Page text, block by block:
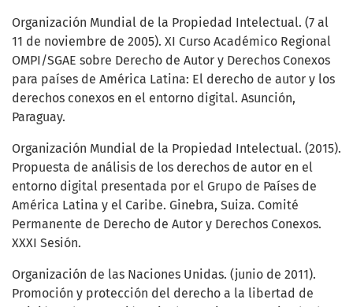
Organización Mundial de la Propiedad Intelectual. (7 al
11 de noviembre de 2005). XI Curso Académico Regional
OMPI/SGAE sobre Derecho de Autor y Derechos Conexos
para países de América Latina: El derecho de autor y los
derechos conexos en el entorno digital. Asunción,
Paraguay.
Organización Mundial de la Propiedad Intelectual. (2015).
Propuesta de análisis de los derechos de autor en el
entorno digital presentada por el Grupo de Países de
América Latina y el Caribe. Ginebra, Suiza. Comité
Permanente de Derecho de Autor y Derechos Conexos.
XXXI Sesión.
Organización de las Naciones Unidas. (junio de 2011).
Promoción y protección del derecho a la libertad de